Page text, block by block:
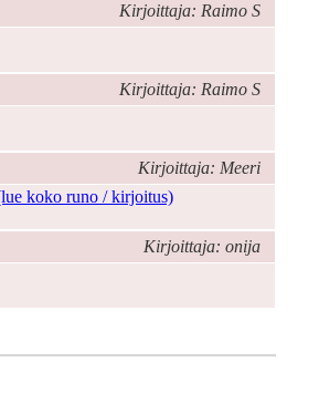
Kirjoittaja: Raimo S
Kirjoittaja: Raimo S
Kirjoittaja: Meeri
koko runo / kirjoitus)
Kirjoittaja: onija